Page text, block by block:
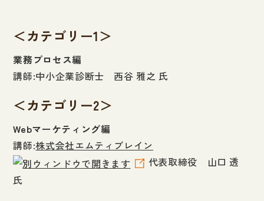
＜カテゴリー1＞
業務プロセス編
講師:中小企業診断士 西谷 雅之 氏
＜カテゴリー2＞
Webマーケティング編
講師:株式会社エムティブレイン
代表取締役 山口 透
氏